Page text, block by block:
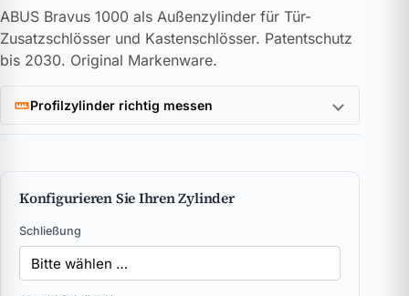
ABUS Bravus 1000 als Außenzylinder für Tür-
Zusatzschlösser und Kastenschlösser. Patentschutz
bis 2030. Original Markenware.
Profilzylinder richtig messen
Konfigurieren Sie Ihren Zylinder
Schließung